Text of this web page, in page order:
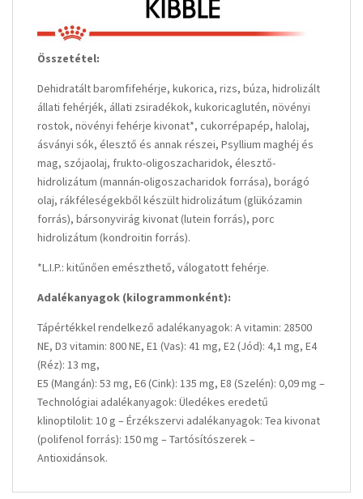
Összetétel:
Dehidratált baromfifehérje, kukorica, rizs, búza, hidrolizált
állati fehérjék, állati zsiradékok, kukoricaglutén, növényi
rostok, növényi fehérje kivonat*, cukorrépapép, halolaj,
ásványi sók, élesztő és annak részei, Psyllium maghéj és
mag, szójaolaj, frukto-oligoszacharidok, élesztő-
hidrolizátum (mannán-oligoszacharidok forrása), borágó
olaj, rákféleségekből készült hidrolizátum (glükózamin
forrás), bársonyvirág kivonat (lutein forrás), porc
hidrolizátum (kondroitin forrás).
*L.I.P.: kitűnően emészthető, válogatott fehérje.
Adalékanyagok (kilogrammonként):
Tápértékkel rendelkező adalékanyagok: A vitamin: 28500
NE, D3 vitamin: 800 NE, E1 (Vas): 41 mg, E2 (Jód): 4,1 mg, E4
(Réz): 13 mg,
E5 (Mangán): 53 mg, E6 (Cink): 135 mg, E8 (Szelén): 0,09 mg –
Technológiai adalékanyagok: Üledékes eredetű
klinoptilolit: 10 g – Érzékszervi adalékanyagok: Tea kivonat
(polifenol forrás): 150 mg – Tartósítószerek –
Antioxidánsok.